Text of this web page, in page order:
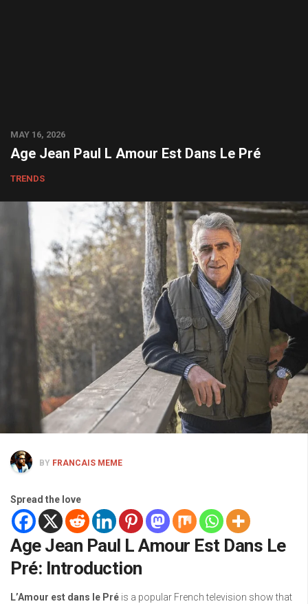
MAY 16, 2026
Age Jean Paul L Amour Est Dans Le Pré
TRENDS
BY FRANCAIS MEME
Spread the love
Age Jean Paul L Amour Est Dans Le
Pré: Introduction
L’Amour est dans le Pré is a popular French television show that